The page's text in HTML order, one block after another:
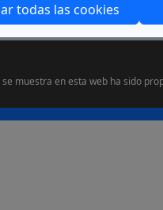
todas las cookies
muestra en esta web ha sido